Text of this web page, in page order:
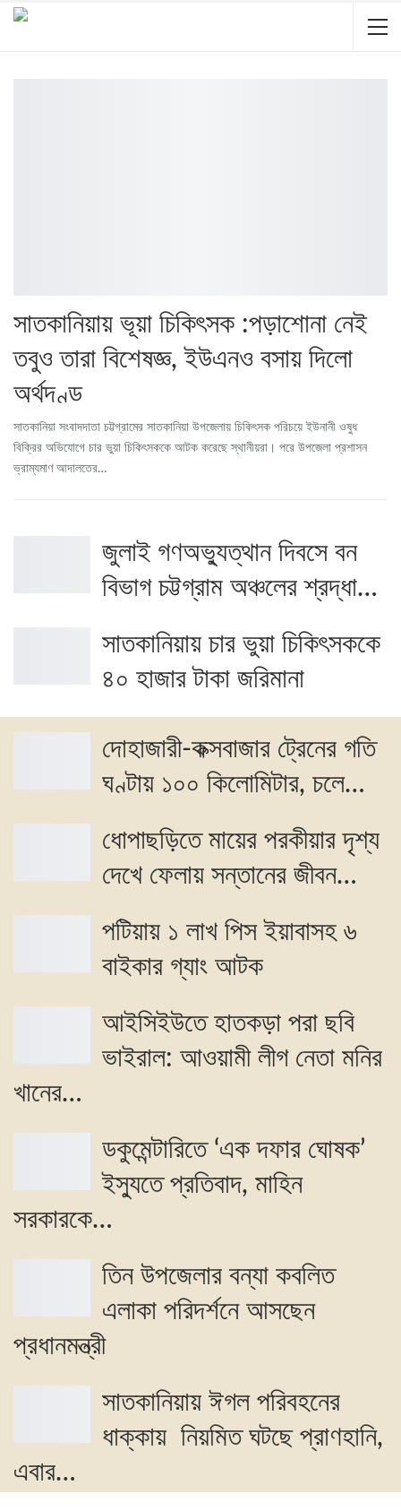
সাতকানিয়ায় ভূয়া চিকিৎসক :পড়াশোনা নেই
তবুও তারা বিশেষজ্ঞ, ইউএনও বসায় দিলো
অর্থদণ্ড
সাতকানিয়া সংবাদদাতা চট্টগ্রামের সাতকানিয়া উপজেলায় চিকিৎসক পরিচয়ে ইউনানী ওষুধ
বিক্রির অভিযোগে চার ভুয়া চিকিৎসককে আটক করেছে স্থানীয়রা। পরে উপজেলা প্রশাসন
ভ্রাম্যমাণ আদালতের…
জুলাই গণঅভ্যুত্থান দিবসে বন
বিভাগ চট্টগ্রাম অঞ্চলের শ্রদ্ধা…
সাতকানিয়ায় চার ভুয়া চিকিৎসককে
৪০ হাজার টাকা জরিমানা
দোহাজারী-কক্সবাজার ট্রেনের গতি
ঘণ্টায় ১০০ কিলোমিটার, চলে…
ধোপাছড়িতে মায়ের পরকীয়ার দৃশ্য
দেখে ফেলায় সন্তানের জীবন…
পটিয়ায় ১ লাখ পিস ইয়াবাসহ ৬
বাইকার গ্যাং আটক
আইসিইউতে হাতকড়া পরা ছবি
ভাইরাল: আওয়ামী লীগ নেতা মনির
খানের…
ডকুমেন্টারিতে ‘এক দফার ঘোষক’
ইস্যুতে প্রতিবাদ, মাহিন
সরকারকে…
তিন উপজেলার বন্যা কবলিত
এলাকা পরিদর্শনে আসছেন
প্রধানমন্ত্রী
সাতকানিয়ায় ঈগল পরিবহনের
ধাক্কায় নিয়মিত ঘটছে প্রাণহানি,
এবার…